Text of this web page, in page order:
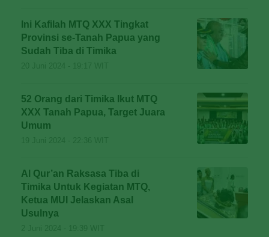
Ini Kafilah MTQ XXX Tingkat
Provinsi se-Tanah Papua yang
Sudah Tiba di Timika
52 Orang dari Timika Ikut MTQ
XXX Tanah Papua, Target Juara
Umum
Al Qur’an Raksasa Tiba di
Timika Untuk Kegiatan MTQ,
Ketua MUI Jelaskan Asal
Usulnya